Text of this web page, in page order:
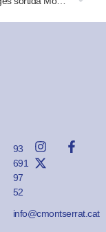
93
691
97
52
info@cmontserrat.cat